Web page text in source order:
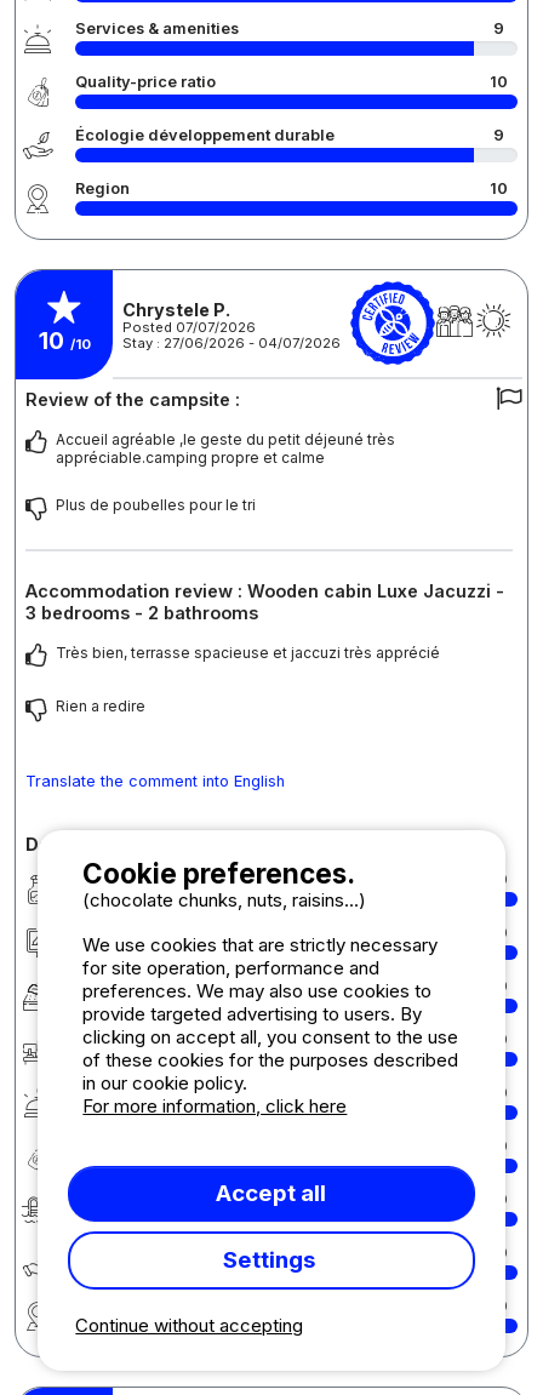
Services & amenities 9
Quality-price ratio 10
Écologie développement durable 9
Region 10
10 /10
Chrystele P.
Posted 07/07/2026
Stay : 27/06/2026 - 04/07/2026
Review of the campsite :
Accueil agréable ,le geste du petit déjeuné très
appréciable.camping propre et calme
Plus de poubelles pour le tri
Accommodation review : Wooden cabin Luxe Jacuzzi -
3 bedrooms - 2 bathrooms
Très bien, terrasse spacieuse et jaccuzi très apprécié
Rien a redire
Translate the comment into English
Detailed comments on the campsite
Cleanliness 10
10
Comfort 10
Reception 10
Services & amenities 10
10
10
Écologie développement durable 10
10
Continue without accepting
Cookie preferences.
(chocolate chunks, nuts, raisins...)
We use cookies that are strictly necessary
for site operation, performance and
preferences. We may also use cookies to
provide targeted advertising to users. By
clicking on accept all, you consent to the use
of these cookies for the purposes described
in our cookie policy.
For more information, click here
Accept all
Settings